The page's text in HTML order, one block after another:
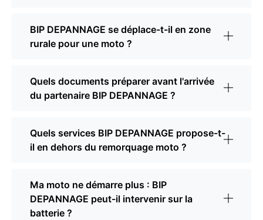
BIP DEPANNAGE se déplace-t-il en zone
rurale pour une moto ?
Quels documents préparer avant l'arrivée
du partenaire BIP DEPANNAGE ?
Quels services BIP DEPANNAGE propose-t-
il en dehors du remorquage moto ?
Ma moto ne démarre plus : BIP
DEPANNAGE peut-il intervenir sur la
batterie ?